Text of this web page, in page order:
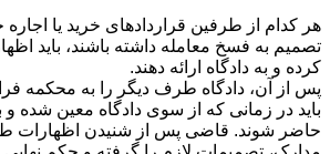
هر کدام از طرفین قراردادهای خرید یا
تصمیم به فسخ معامله داشته باشند، باید
کرده و به دادگاه ارائه دهند.
پس از آن، دادگاه طرف دیگر را به محکمه
باید در زمانی که از سوی دادگاه معین شده و
حاضر شوند. قاضی پس از شنیدن اظهارات